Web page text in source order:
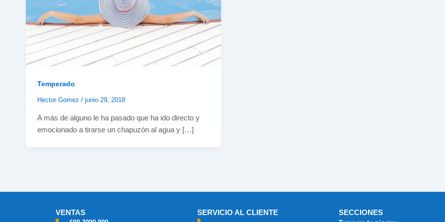
Temperado
Hector Gomez / junio 29, 2018
A más de alguno le ha pasado que ha ido directo y
emocionado a tirarse un chapuzón al agua y […]
VENTAS SERVICIO AL CLIENTE SECCIONES